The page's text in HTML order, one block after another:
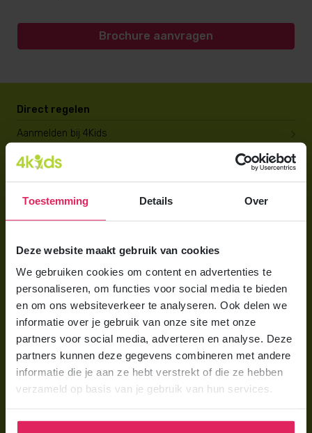
Toestemming Details Over
Deze website maakt gebruik van cookies
We gebruiken cookies om content en advertenties te
personaliseren, om functies voor social media te bieden
en om ons websiteverkeer te analyseren. Ook delen we
informatie over je gebruik van onze site met onze
partners voor social media, adverteren en analyse. Deze
partners kunnen deze gegevens combineren met andere
informatie die je aan ze hebt verstrekt of die ze hebben
verzameld op basis van je gebruik van hun services.
Brochure aanvragen
Direct regelen
Aanmelden bij 4Kids
Brochure aanvragen
Berekening maken
Wat is gastouderopvang?
Wat kost een gastouder?
Hoe vind ik een gastouder?
Voor gastouders
Gastouder worden bij 4Kids
Hoe vind ik gastkinderen?
Trainingen & cursussen